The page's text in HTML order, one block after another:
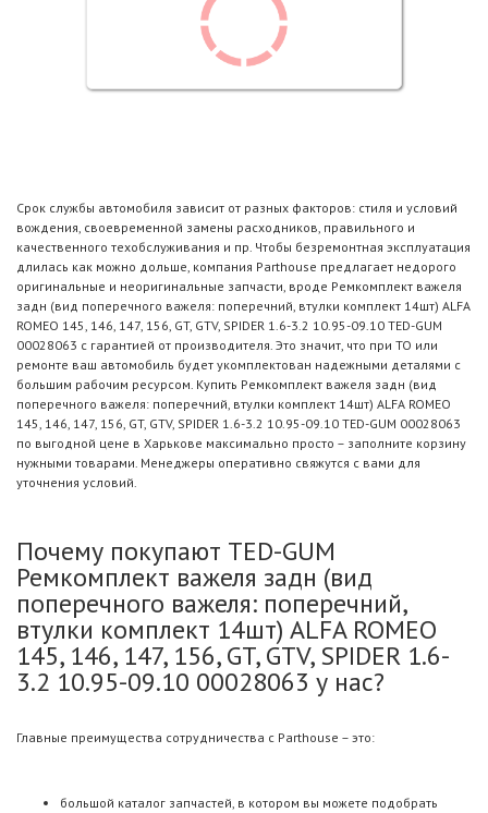
Срок службы автомобиля зависит от разных факторов: стиля и условий
вождения, своевременной замены расходников, правильного и
качественного техобслуживания и пр. Чтобы безремонтная эксплуатация
длилась как можно дольше, компания Parthouse предлагает недорого
оригинальные и неоригинальные запчасти, вроде Ремкомплект важеля
задн (вид поперечного важеля: поперечний, втулки комплект 14шт) ALFA
ROMEO 145, 146, 147, 156, GT, GTV, SPIDER 1.6-3.2 10.95-09.10 TED-GUM
00028063 с гарантией от производителя. Это значит, что при ТО или
ремонте ваш автомобиль будет укомплектован надежными деталями с
большим рабочим ресурсом. Купить Ремкомплект важеля задн (вид
поперечного важеля: поперечний, втулки комплект 14шт) ALFA ROMEO
145, 146, 147, 156, GT, GTV, SPIDER 1.6-3.2 10.95-09.10 TED-GUM 00028063
по выгодной цене в Харькове максимально просто – заполните корзину
нужными товарами. Менеджеры оперативно свяжутся с вами для
уточнения условий.
Почему покупают TED-GUM
Ремкомплект важеля задн (вид
поперечного важеля: поперечний,
втулки комплект 14шт) ALFA ROMEO
145, 146, 147, 156, GT, GTV, SPIDER 1.6-
3.2 10.95-09.10 00028063 у нас?
Главные преимущества сотрудничества с Parthouse – это:
большой каталог запчастей, в котором вы можете подобрать